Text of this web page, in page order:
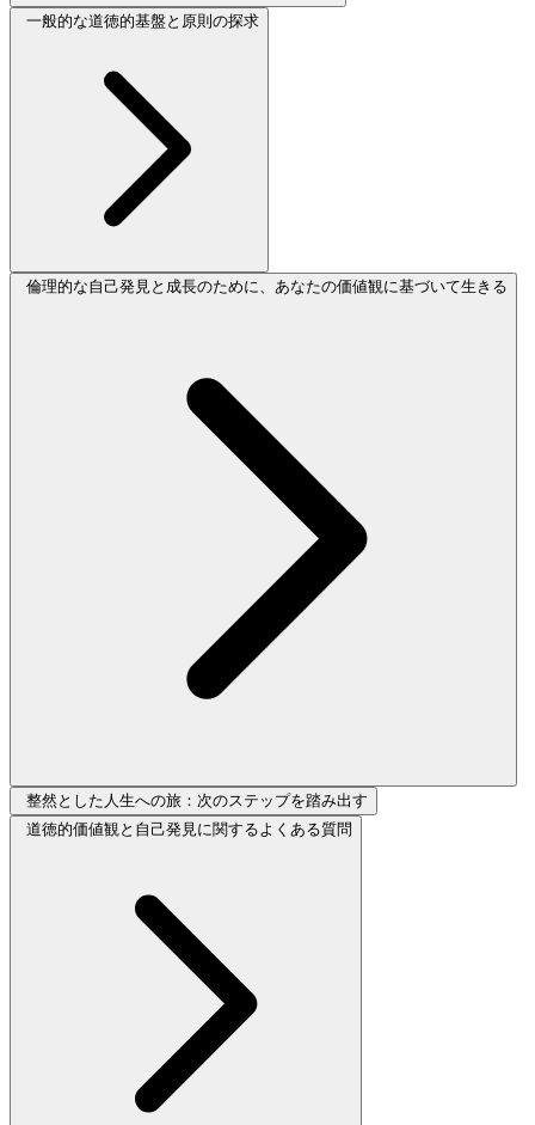
一般的な道徳的基盤と原則の探求
倫理的な自己発見と成長のために、あなたの価値観に基づいて生きる
整然とした人生への旅：次のステップを踏み出す
道徳的価値観と自己発見に関するよくある質問